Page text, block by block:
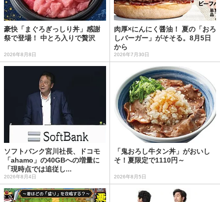
豪快「まぐろぎっしり丼」感謝
祭で登場！ 中とろ入りで贅沢
2026年8月8日
肉厚×にんにく醤油！ 夏の「おろ
しバーガー」がそそる。8月5日
から
2026年7月30日
ソフトバンク宮川社長、ドコモ
「ahamo」の40GBへの増量に
「現時点では追従し...
2026年8月4日
「鬼おろし牛タン丼」がおいし
そ！夏限定で1110円～
2026年8月5日